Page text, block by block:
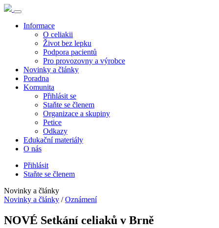
Informace
O celiakii
Život bez lepku
Podpora pacientů
Pro provozovny a výrobce
Novinky a články
Poradna
Komunita
Přihlásit se
Staňte se členem
Organizace a skupiny
Petice
Odkazy
Edukační materiály
O nás
Přihlásit
Staňte se členem
Novinky a články
Novinky a články / Oznámení
NOVÉ Setkání celiaků v Brně